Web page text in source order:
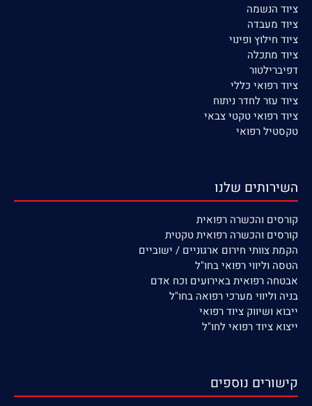
ציוד הנשמה
ציוד מעבדה
ציוד חילוץ ופינוי
ציוד מתכלה
דפיברילטור
ציוד רפואי כללי
ציוד עזר לחדר ניתוח
ציוד רפואי טקטי צבאי
טקסטיל רפואי
השירותים שלנו
קורסים והכשרה רפואית
קורסים והכשרה רפואית טקטית
הקמת צוותי חירום ארגוניים / ישוביים
הטסה וליווי רפואי בחו"ל
אבטחה רפואית באירועים וכח אדם
בניה וליווי מערכי רפואה בחו"ל
ייבוא ושיווק ציוד רפואי
ייצוא ציוד רפואי לחו"ל
קישורים נוספים